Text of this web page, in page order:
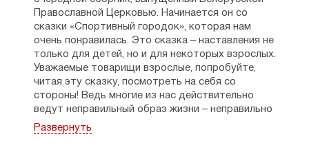
Православной Церковью. Начинается он со
сказки «Спортивный городок», которая нам
очень понравилась. Это сказка – наставления не
только для детей, но и для некоторых взрослых.
Уважаемые товарищи взрослые, попробуйте,
читая эту сказку, посмотреть на себя со
стороны! Ведь многие из нас действительно
ведут неправильный образ жизни – неправильно
питаются, мало двигаются, зависят от
телефона (смартфона, планшета, компьютера),
Развернуть